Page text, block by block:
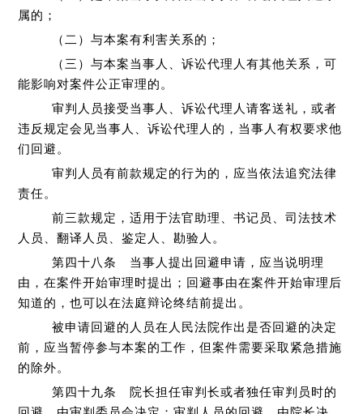
属的；
（二）与本案有利害关系的；
（三）与本案当事人、诉讼代理人有其他关系，可
能影响对案件公正审理的。
审判人员接受当事人、诉讼代理人请客送礼，或者
违反规定会见当事人、诉讼代理人的，当事人有权要求他
们回避。
审判人员有前款规定的行为的，应当依法追究法律
责任。
前三款规定，适用于法官助理、书记员、司法技术
人员、翻译人员、鉴定人、勘验人。
第四十八条 当事人提出回避申请，应当说明理
由，在案件开始审理时提出；回避事由在案件开始审理后
知道的，也可以在法庭辩论终结前提出。
被申请回避的人员在人民法院作出是否回避的决定
前，应当暂停参与本案的工作，但案件需要采取紧急措施
的除外。
第四十九条 院长担任审判长或者独任审判员时的